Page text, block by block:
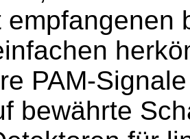
empfangenen
PAM-
bewährte